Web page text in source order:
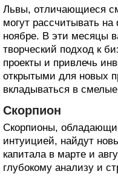
Львы, отличающиеся
могут рассчитывать
ноябре. В эти месяцы
творческий подход к
проекты и привлечь
открытыми для новых
вкладываться в
Скорпион
Скорпионы,
интуицией, найдут
капитала в марте и
глубокому анализу и